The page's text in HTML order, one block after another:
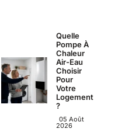
Quelle
Pompe À
Chaleur
Air-Eau
Choisir
Pour
Votre
Logement
?
05 Août
2026